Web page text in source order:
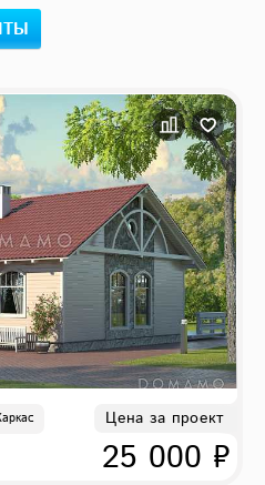
Цена за проект
25 000 ₽